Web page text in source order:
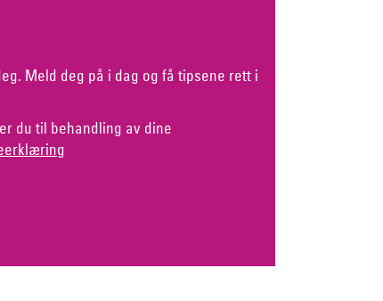
Meld deg på i dag og få tipsene rett i
du til behandling av dine